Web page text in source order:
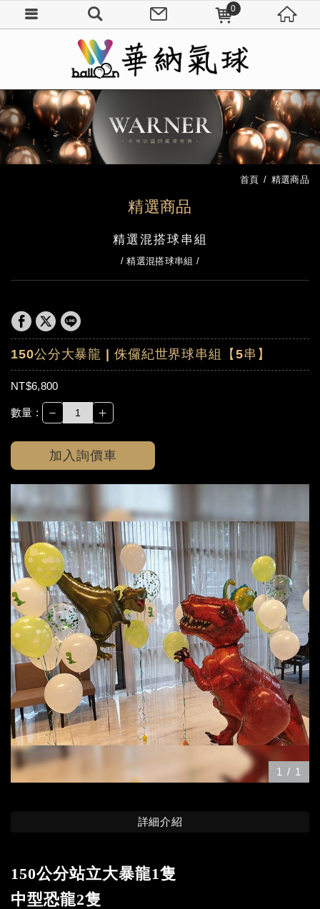
精選商品
首頁 精選商品
精選混搭球串組
精選混搭球串組
150公分大暴龍 | 侏儸紀世界球串組【5串】
NT$6,800
數量 : － ＋
加入詢價車
1 / 1
詳細介紹
150公分站立大暴龍1隻
中型恐龍2隻
0